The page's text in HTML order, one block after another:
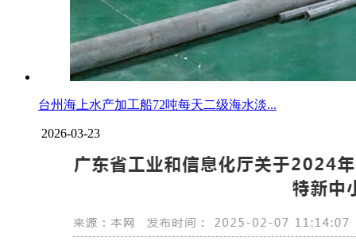
台州海上水产加工船72吨每天二级海水淡...
2026-03-23